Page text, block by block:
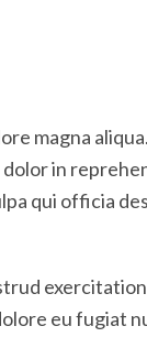
magna
dolor in
qui officia
eu fugiat